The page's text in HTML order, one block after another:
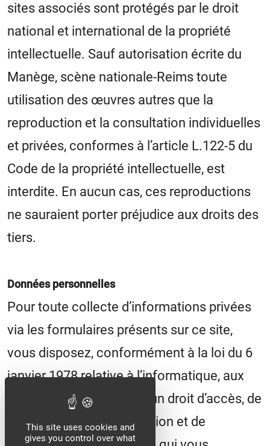
sites associés sont protégés par le droit
national et international de la propriété
intellectuelle. Sauf autorisation écrite du
Manège, scène nationale-Reims toute
utilisation des œuvres autres que la
reproduction et la consultation individuelles
et privées, conformes à l’article L.122-5 du
Code de la propriété intellectuelle, est
interdite. En aucun cas, ces reproductions
ne sauraient porter préjudice aux droits des
tiers.
Données personnelles
Pour toute collecte d’informations privées
via les formulaires présents sur ce site,
vous disposez, conformément à la loi du 6
janvier 1978 relative à l’informatique, aux
fichiers et aux libertés, d’un droit d’accès, de
modification, de rectification et de
This site uses cookies and
gives you control over what